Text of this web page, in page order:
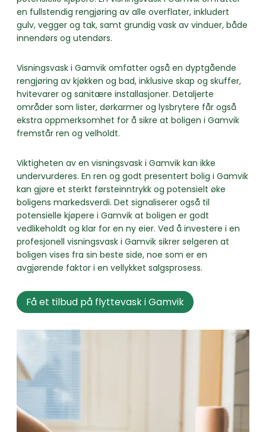
en fullstendig rengjøring av alle overflater, inkludert
gulv, vegger og tak, samt grundig vask av vinduer, både
innendørs og utendørs.
Visningsvask i Gamvik omfatter også en dyptgående
rengjøring av kjøkken og bad, inklusive skap og skuffer,
hvitevarer og sanitære installasjoner. Detaljerte
områder som lister, dørkarmer og lysbrytere får også
ekstra oppmerksomhet for å sikre at boligen i Gamvik
fremstår ren og velholdt.
Viktigheten av en visningsvask i Gamvik kan ikke
undervurderes. En ren og godt presentert bolig i Gamvik
kan gjøre et sterkt førsteinntrykk og potensielt øke
boligens markedsverdi. Det signaliserer også til
potensielle kjøpere i Gamvik at boligen er godt
vedlikeholdt og klar for en ny eier. Ved å investere i en
profesjonell visningsvask i Gamvik sikrer selgeren at
boligen vises fra sin beste side, noe som er en
avgjørende faktor i en vellykket salgsprosess.
Få et tilbud på flyttevask i Gamvik